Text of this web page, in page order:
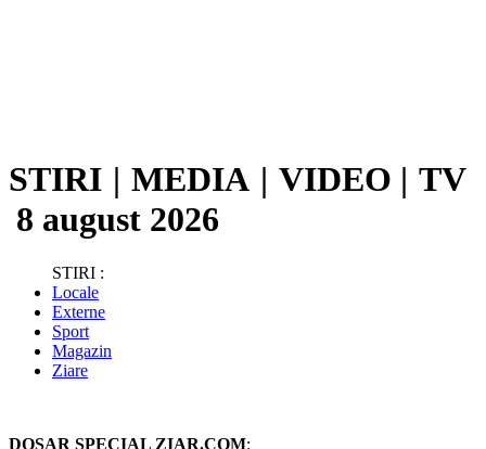
STIRI | MEDIA | VIDEO | TV
8 august 2026
STIRI :
Locale
Externe
Sport
Magazin
Ziare
DOSAR SPECIAL ZIAR.COM: